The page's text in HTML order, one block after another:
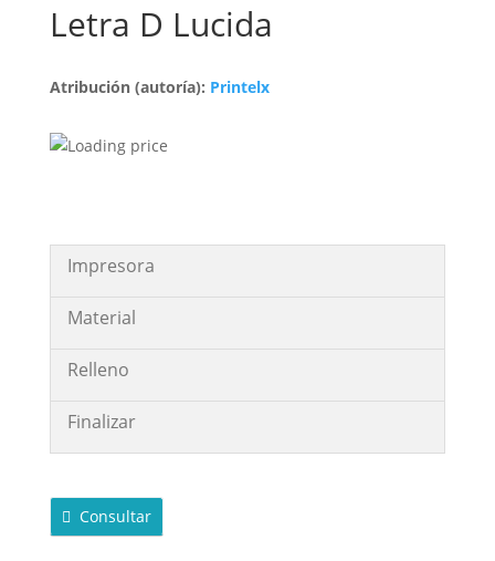
Letra D Lucida
Atribución (autoría): Printelx
Impresora
Material
Relleno
Finalizar
Consultar